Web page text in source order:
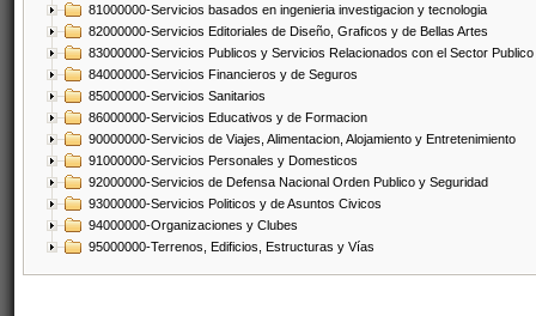
81000000-Servicios basados en ingenieria investigacion y tecnologia
82000000-Servicios Editoriales de Diseño, Graficos y de Bellas Artes
83000000-Servicios Publicos y Servicios Relacionados con el Sector Publico
84000000-Servicios Financieros y de Seguros
85000000-Servicios Sanitarios
86000000-Servicios Educativos y de Formacion
90000000-Servicios de Viajes, Alimentacion, Alojamiento y Entretenimiento
91000000-Servicios Personales y Domesticos
92000000-Servicios de Defensa Nacional Orden Publico y Seguridad
93000000-Servicios Politicos y de Asuntos Civicos
94000000-Organizaciones y Clubes
95000000-Terrenos, Edificios, Estructuras y Vías